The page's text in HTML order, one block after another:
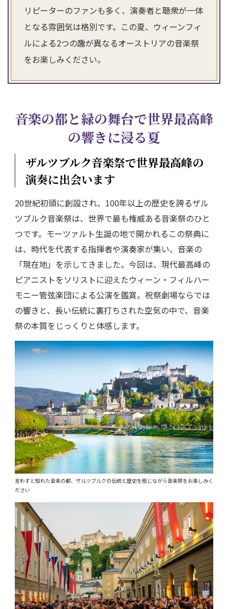
リピーターのファンも多く、演奏者と聴衆が一体
となる雰囲気は格別です。この夏、ウィーンフィ
ルによる2つの趣が異なるオーストリアの音楽祭
をお楽しみください。
音楽の都と緑の舞台で世界最高峰
の響きに浸る夏
ザルツブルク音楽祭で世界最高峰の
演奏に出会います
20世紀初頭に創設され、100年以上の歴史を誇るザル
ツブルク音楽祭は、世界で最も権威ある音楽祭のひと
つです。モーツァルト生誕の地で開かれるこの祭典に
は、時代を代表する指揮者や演奏家が集い、音楽の
「現在地」を示してきました。今回は、現代最高峰の
ピアニストをソリストに迎えたウィーン・フィルハー
モニー管弦楽団による公演を鑑賞。祝祭劇場ならでは
の響きと、長い伝統に裏打ちされた空気の中で、音楽
祭の本質をじっくりと体感します。
言わずと知れた音楽の都、ザルツブルクの伝統と歴史を感じながら音楽祭をお楽しみく
ださい